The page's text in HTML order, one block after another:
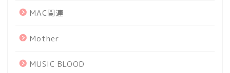
MAC関連
Mother
MUSIC BLOOD